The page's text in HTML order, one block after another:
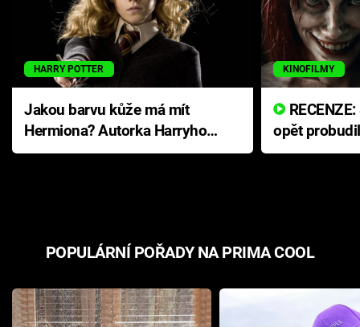
HARRY POTTER
Jakou barvu kůže má mít
Hermiona? Autorka Harryho
Pottera přišla s ráznou
KINOFILMY
opět
přichází s
POPULÁRNÍ POŘADY NA PRIMA COOL